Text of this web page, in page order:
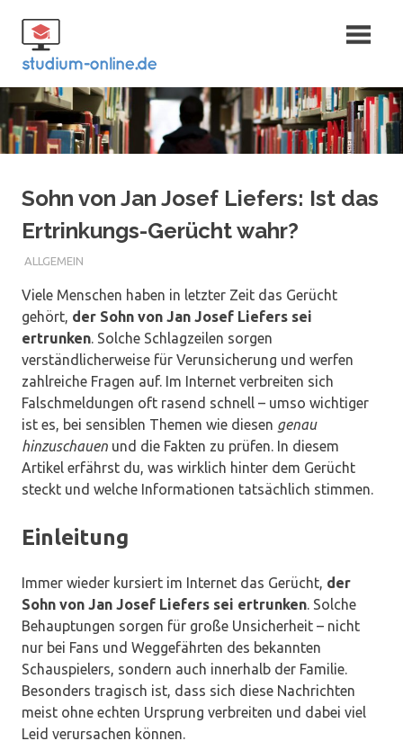
Inhalt
springen
Fernstudium
und Bachelor
Sohn von Jan Josef Liefers: Ist das
Ertrinkungs-Gerücht wahr?
ALLGEMEIN
Viele Menschen haben in letzter Zeit das Gerücht
gehört, der Sohn von Jan Josef Liefers sei
ertrunken. Solche Schlagzeilen sorgen
verständlicherweise für Verunsicherung und werfen
zahlreiche Fragen auf. Im Internet verbreiten sich
Falschmeldungen oft rasend schnell – umso wichtiger
ist es, bei sensiblen Themen wie diesen genau
hinzuschauen und die Fakten zu prüfen. In diesem
Artikel erfährst du, was wirklich hinter dem Gerücht
steckt und welche Informationen tatsächlich stimmen.
Einleitung
Immer wieder kursiert im Internet das Gerücht, der
Sohn von Jan Josef Liefers sei ertrunken. Solche
Behauptungen sorgen für große Unsicherheit – nicht
nur bei Fans und Weggefährten des bekannten
Schauspielers, sondern auch innerhalb der Familie.
Besonders tragisch ist, dass sich diese Nachrichten
meist ohne echten Ursprung verbreiten und dabei viel
Leid verursachen können.